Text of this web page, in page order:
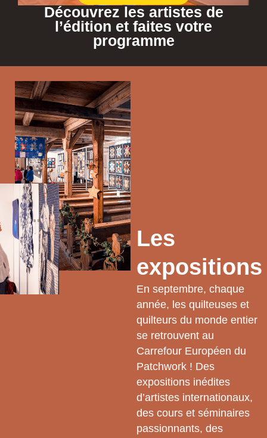
Découvrez les artistes de
l’édition et faites votre
programme
Les
expositions
En septembre, chaque
année, les quilteuses et
quilteurs du monde entier
se retrouvent au
Carrefour Européen du
Patchwork ! Des
expositions inédites
d’artistes internationaux,
des cours et séminaires
passionnants, des